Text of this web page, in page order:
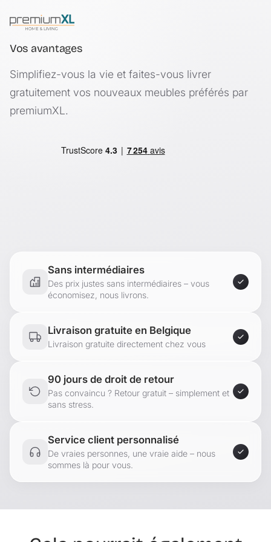
Vos avantages
Simplifiez-vous la vie et faites-vous livrer
gratuitement vos nouveaux meubles préférés par
premiumXL.
Sans intermédiaires
Des prix justes sans intermédiaires – vous
économisez, nous livrons.
Livraison gratuite en Belgique
Livraison gratuite directement chez vous
90 jours de droit de retour
Pas convaincu ? Retour gratuit – simplement et
sans stress.
Service client personnalisé
De vraies personnes, une vraie aide – nous
sommes là pour vous.